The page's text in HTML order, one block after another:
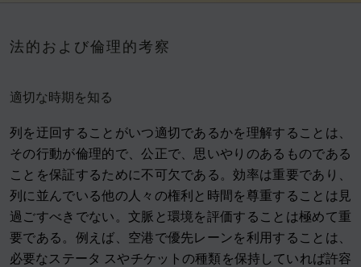
法的および倫理的考察
適切な時期を知る
列を迂回することがいつ適切であるかを理解することは、
その行動が倫理的で、公正で、思いやりのあるものである
ことを保証するために不可欠である。効率は重要であり、
列に並んでいる他の人々の権利と時間を尊重することは見
過ごすべきでない。文脈と環境を評価することは極めて重
要である。例えば、空港で優先レーンを利用することは、
必要なステータ スやチケットの種類を保持していれば許容